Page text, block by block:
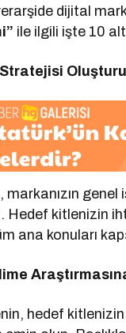
dijital
ile ilgili işte 10
Hedef kitlenizin
ana konuları
hedef